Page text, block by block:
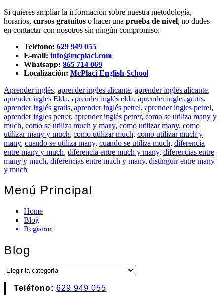
Si quieres ampliar la información sobre nuestra metodología,
horarios, cursos gratuitos o hacer una prueba de nivel, no dudes
en contactar con nosotros sin ningún compromiso:
Teléfono: 629 949 055
E-mail: info@mcplaci.com
Whatsapp: 865 714 069
Localización: McPlaci English School
Aprender inglés, aprender ingles alicante, aprender inglés alicante,
aprender ingles Elda, aprender inglés elda, aprender ingles gratis,
aprender inglés gratis, aprender inglés petrel, aprender ingles petrel,
aprender ingles petrer, aprender inglés petrer, como se utiliza many y
much, como se utiliza much y many, como utilizar many, como
utilizar many y much, como utilizar much, como utilizar much y
many, cuando se utiliza many, cuando se utiliza much, diferencia
entre many y much, diferencia entre much y many, diferencias entre
many y much, diferencias entre much y many, distinguir entre many
y much
Menú Principal
Home
Blog
Registrar
Blog
Blog
Teléfono:629 949 055